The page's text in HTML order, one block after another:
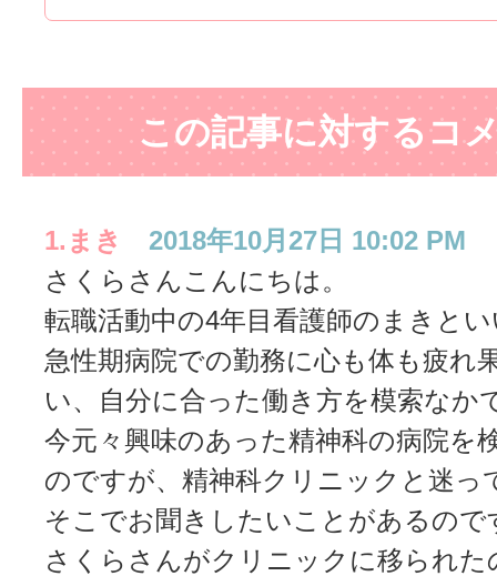
この記事に対するコ
まき 2018年10月27日 10:02 PM
さくらさんこんにちは。
転職活動中の4年目看護師のまきと
急性期病院での勤務に心も体も疲れ
い、自分に合った働き方を模索なか
今元々興味のあった精神科の病院を
のですが、精神科クリニックと迷っ
そこでお聞きしたいことがあるので
さくらさんがクリニックに移られ